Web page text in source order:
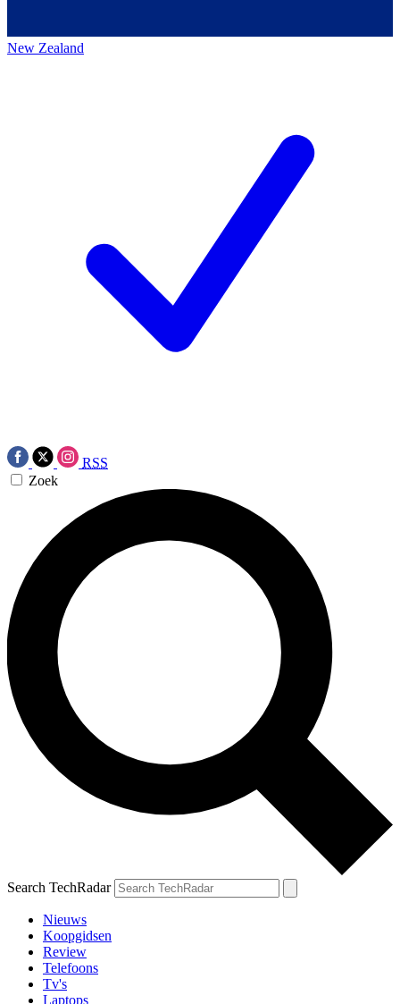
New Zealand
RSS
Zoek
Search TechRadar
Nieuws
Koopgidsen
Review
Telefoons
Tv's
Laptops